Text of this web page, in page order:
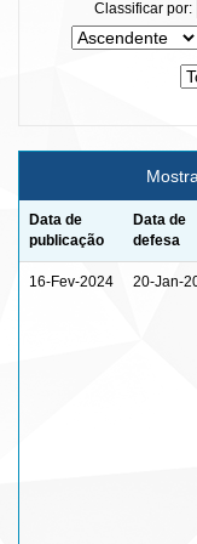
Classificar por:
Data de
publicação
Data de
defesa
16-Fev-2024 20-Jan-